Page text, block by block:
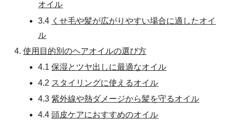
オイル
3.4 くせ毛や髪が広がりやすい場合に適したオイ
ル
使用目的別のヘアオイルの選び方
4.1保湿とツヤ出しに最適なオイル
4.2 スタイリングに使えるオイル
4.3紫外線や熱ダメージから髪を守るオイル
4.4頭皮ケアにおすすめのオイル